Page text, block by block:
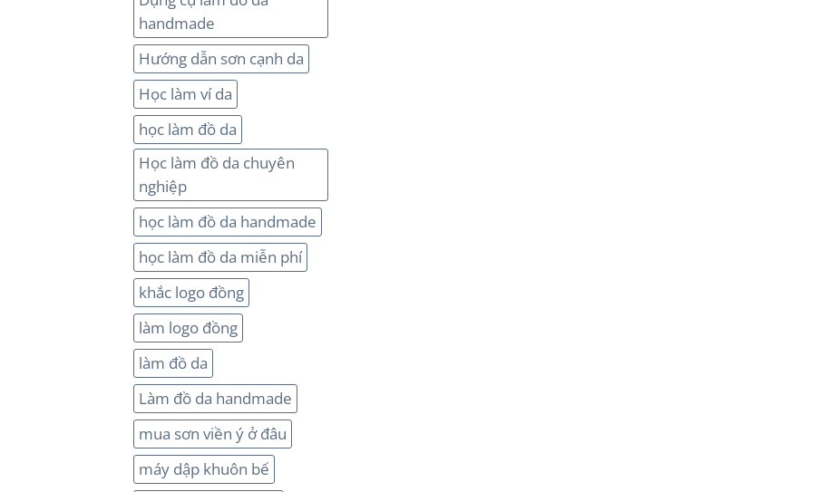
handmade
Hướng dẫn sơn cạnh da
Học làm ví da
học làm đồ da
Học làm đồ da chuyên
nghiệp
học làm đồ da handmade
học làm đồ da miễn phí
khắc logo đồng
làm logo đồng
làm đồ da
Làm đồ da handmade
mua sơn viền ý ở đâu
máy dập khuôn bế